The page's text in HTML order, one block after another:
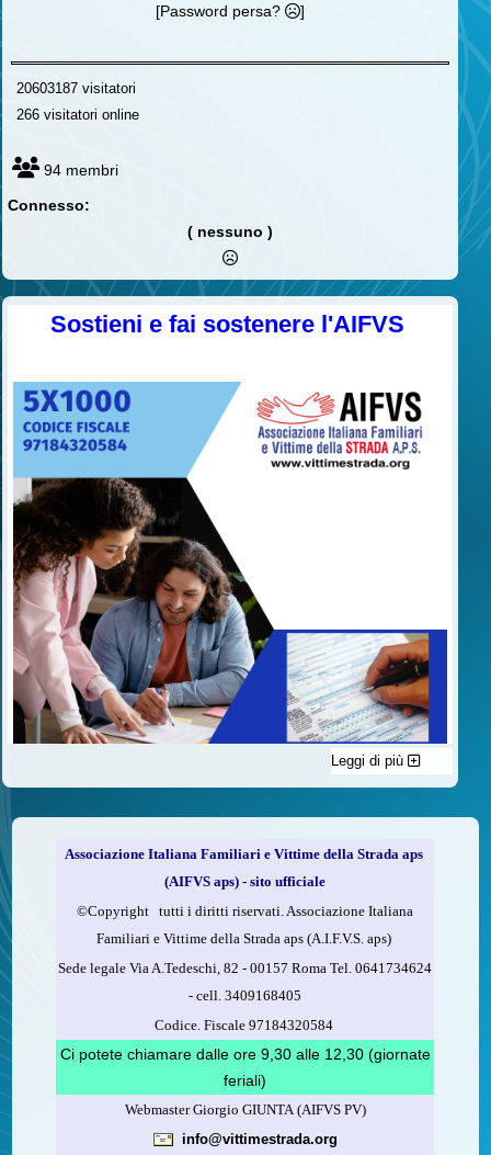
[Password persa? ]
20603187 visitatori
266 visitatori online
94 membri
Connesso:
( nessuno )
Sostieni e fai sostenere l'AIFVS
C'è un modo di contribuire alle attività dell’A.I.F.V.S. a favore
delle vittime della strada e per dare giustizia ai superstiti ed ai
loro familiari che non costa nulla: devolvere il 5 per mille della
Compila la scheda CUD o del modello 730.
Firma nel riquadro indicato come “Sostegno delle
organizzazioni non lucrative di utilità sociale, delle associazioni
Indica nel riquadro il codice fiscale dell’A.I.F.V.S.:
97184320584
Leggi come fare
Leggi di più
Associazione Italiana Familiari e Vittime della Strada aps
(AIFVS aps) - sito ufficiale
©​Copyright tutti i diritti riservati. Associazione Italiana
Familiari e Vittime della Strada aps (A.I.F.V.S. aps)
Sede legale Via A.Tedeschi, 82 - 00157 Roma Tel. 0641734624
-cell.3409168405
Codice. Fiscale 97184320584
Ci potete chiamare dalle ore 9,30 alle 12,30 (giornate
feriali)
Webmaster Giorgio GIUNTA (AIFVS PV)
info@vittimestrada.org